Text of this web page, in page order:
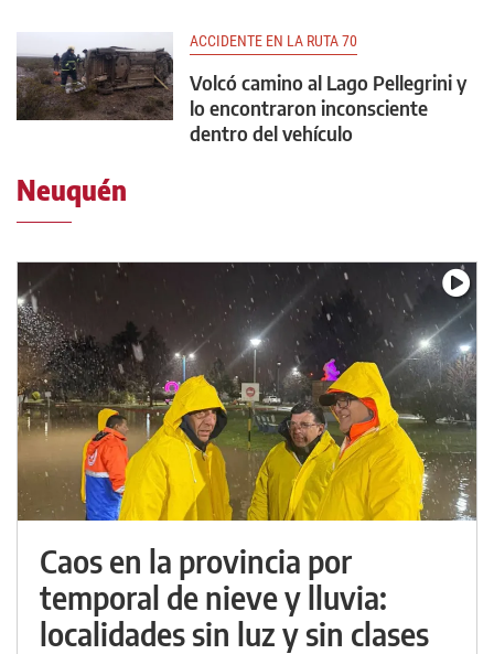
ACCIDENTE EN LA RUTA 70
Volcó camino al Lago Pellegrini y
lo encontraron inconsciente
dentro del vehículo
Neuquén
Caos en la provincia por
temporal de nieve y lluvia:
localidades sin luz y sin clases